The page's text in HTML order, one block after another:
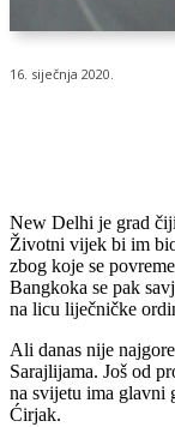
16. siječnja 2020.
New Delhi je grad
Životni vijek bi im
zbog koje se
Bangkoka se pak
na licu liječničke
Ali danas nije
Sarajlijama. Još od
na svijetu ima glavni
Ćirjak.